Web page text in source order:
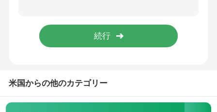
層流のキャビネット
生物学的安全キャビネット
米国からの他のカテゴリー